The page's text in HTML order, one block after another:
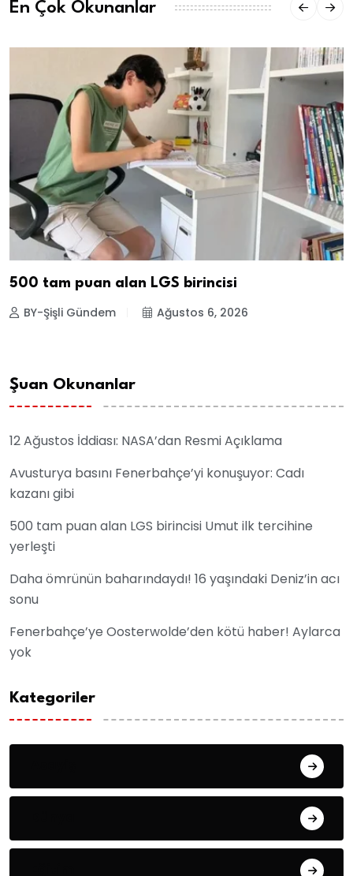
En Çok Okunanlar
500 tam puan alan LGS birincisi
BY-Şişli Gündem Ağustos 6, 2026
Şuan Okunanlar
12 Ağustos İddiası: NASA’dan Resmi Açıklama
Avusturya basını Fenerbahçe’yi konuşuyor: Cadı
kazanı gibi
500 tam puan alan LGS birincisi Umut ilk tercihine
yerleşti
Daha ömrünün baharındaydı! 16 yaşındaki Deniz’in acı
sonu
Fenerbahçe’ye Oosterwolde’den kötü haber! Aylarca
yok
Kategoriler